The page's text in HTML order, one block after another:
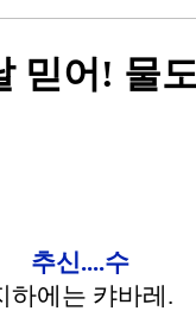
믿어! 물
추신....수
하에는 캬바레.